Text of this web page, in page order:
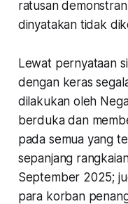
ratusan
dinyatakan tidak
Lewat pernyataan
dengan keras
dilakukan oleh
berduka dan
pada semua yang
sepanjang
September 2025;
para korban